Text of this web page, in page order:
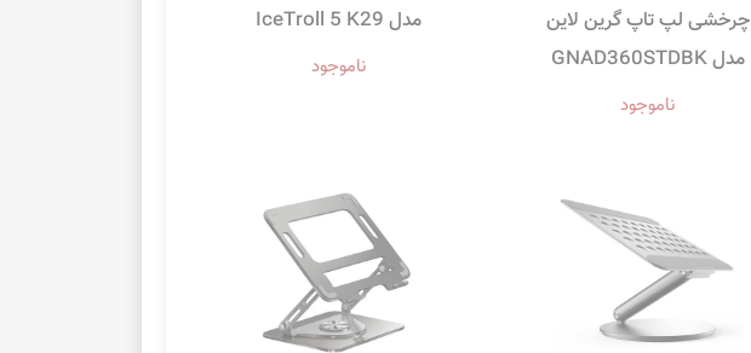
چرخشی لپ تاپ گرین لاین
مدل GNAD360STDBK
ناموجود
مدل IceTroll 5 K29
ناموجود